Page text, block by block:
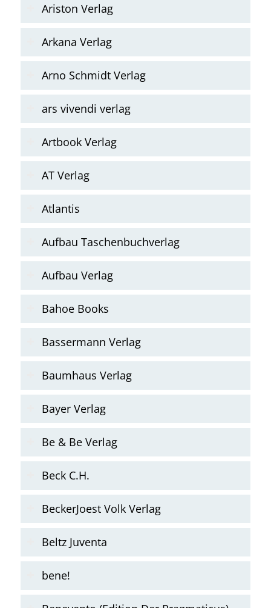
Ariston Verlag
Arkana Verlag
Arno Schmidt Verlag
ars vivendi verlag
Artbook Verlag
AT Verlag
Atlantis
Aufbau Taschenbuchverlag
Aufbau Verlag
Bahoe Books
Bassermann Verlag
Baumhaus Verlag
Bayer Verlag
Be & Be Verlag
Beck C.H.
BeckerJoest Volk Verlag
Beltz Juventa
bene!